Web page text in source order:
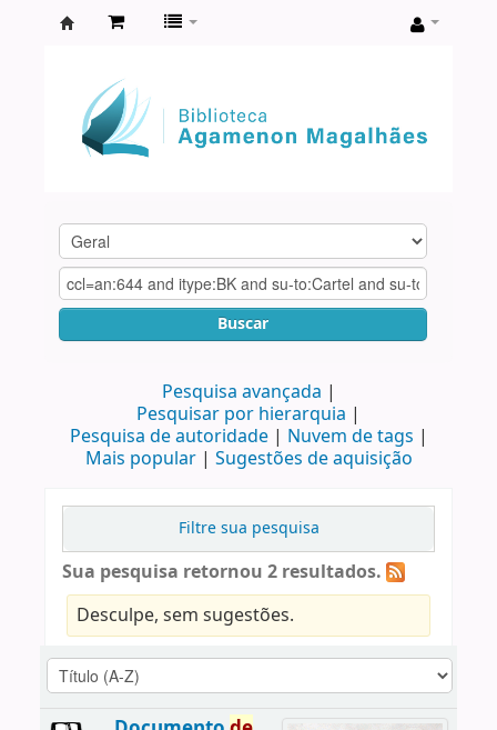
Agamenon
Magalhães
Buscar
Pesquisa avançada
Pesquisar por hierarquia
Pesquisa de autoridade
Nuvem de tags
Mais popular
Sugestões de aquisição
Filtre sua pesquisa
Sua pesquisa retornou 2 resultados.
Desculpe, sem sugestões.